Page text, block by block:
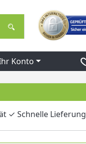
Konto
✓ Schnelle